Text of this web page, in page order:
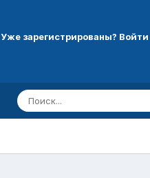
Уже зарегистрированы? Войти